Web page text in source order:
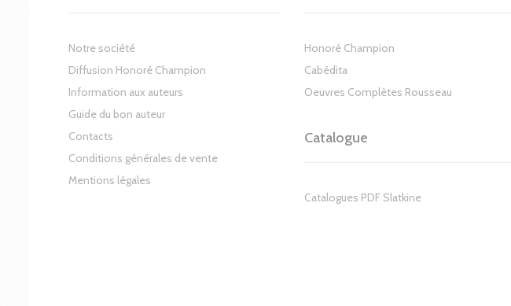
Notre société
Diffusion Honoré Champion
Information aux auteurs
Guide du bon auteur
Contacts
Conditions générales de vente
Mentions légales
Honoré Champion
Cabédita
Oeuvres Complètes Rousseau
Catalogue
Catalogues PDF Slatkine